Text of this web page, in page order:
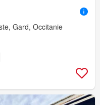
Gard, Occitanie